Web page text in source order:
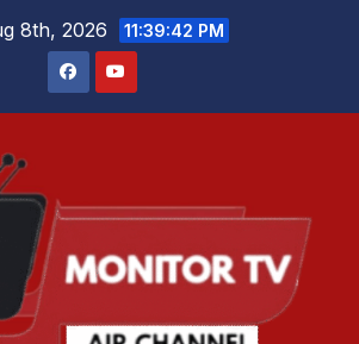
8th, 2026 11:39:43 PM